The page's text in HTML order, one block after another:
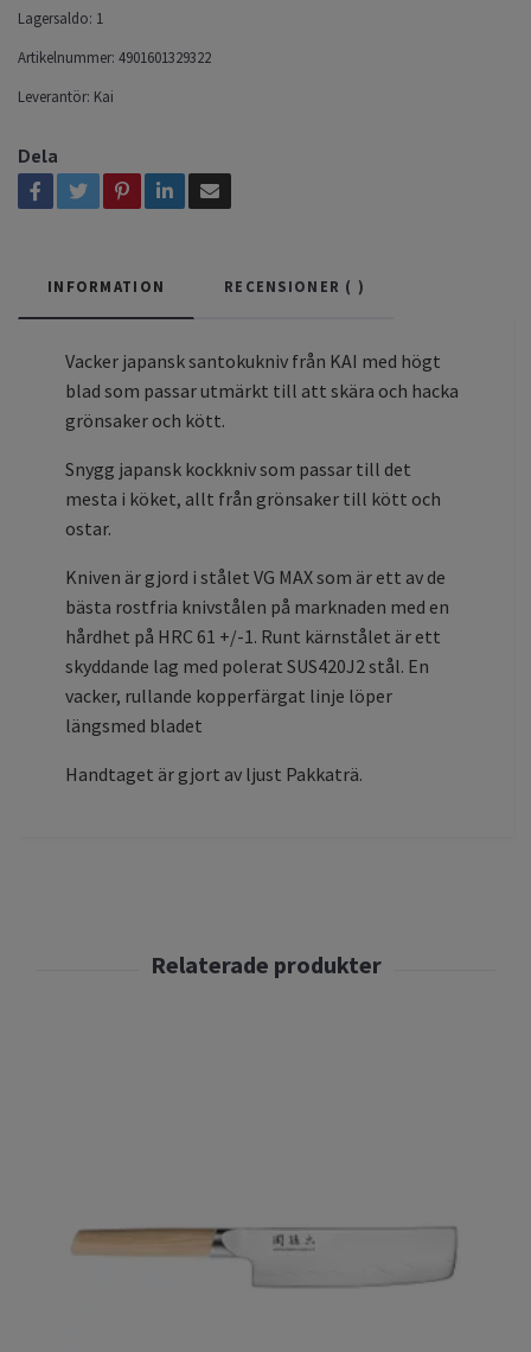
Lagersaldo: 1
Artikelnummer: 4901601329322
Leverantör: Kai
Dela
INFORMATION RECENSIONER ( )
Vacker japansk santokukniv från KAI med högt
blad som passar utmärkt till att skära och hacka
grönsaker och kött.
Snygg japansk kockkniv som passar till det
mesta i köket, allt från grönsaker till kött och
ostar.
Kniven är gjord i stålet VG MAX som är ett av de
bästa rostfria knivstålen på marknaden med en
hårdhet på HRC 61 +/-1. Runt kärnstålet är ett
skyddande lag med polerat SUS420J2 stål. En
vacker, rullande kopperfärgat linje löper
längsmed bladet
Handtaget är gjort av ljust Pakkaträ.